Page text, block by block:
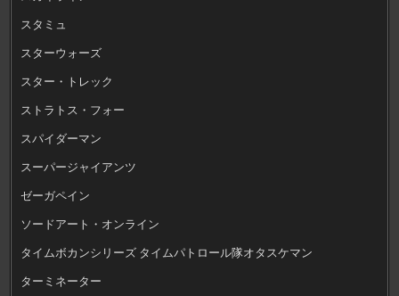
スタミュ
スターウォーズ
スター・トレック
ストラトス・フォー
スパイダーマン
スーパージャイアンツ
ゼーガペイン
ソードアート・オンライン
タイムボカンシリーズ タイムパトロール隊オタスケマン
ターミネーター